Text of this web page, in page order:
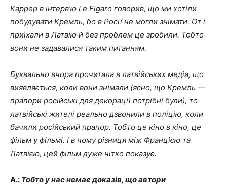
Каррер в інтерв’ю Le Figaro говорив, що ми хотіли
побудувати Кремль, бо в Росії не могли знімати. От і
приїхали в Латвію й без проблем це зробили. Тобто
вони не задавалися таким питанням.
Буквально вчора прочитала в латвійських медіа, що
виявляється, коли вони знімали (ясно, що Кремль —
прапори російські для декорації потрібні були), то
латвійські жителі реально дзвонили в поліцію, коли
бачили російський прапор. Тобто це кіно в кіно, це
фільм у фільмі. І в чому різниця між Францією та
Латвією, цей фільм дуже чітко показує.
А.: Тобто у нас немає доказів, що автори